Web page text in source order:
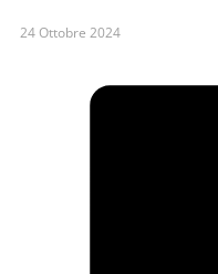
24 Ottobre 2024